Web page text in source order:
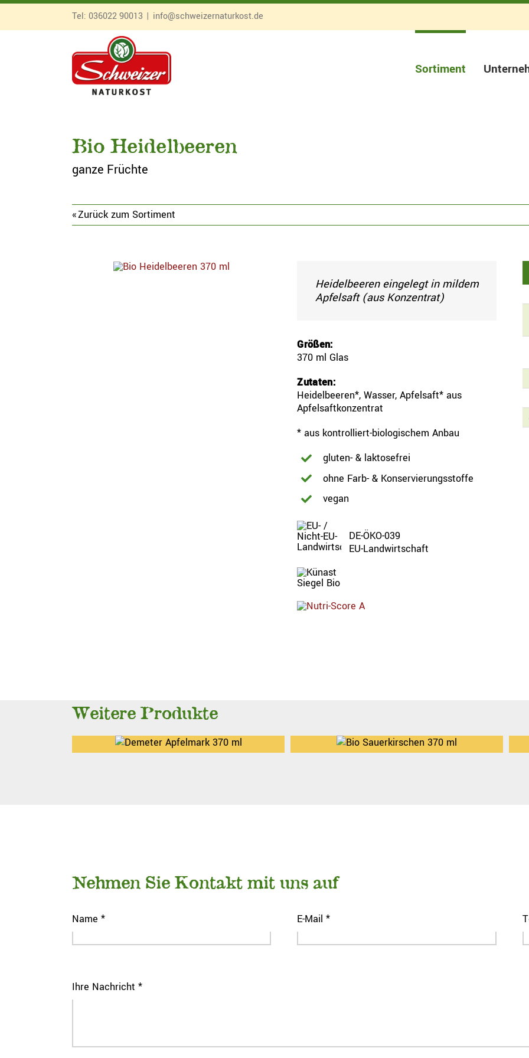
Zum
springen
Tel: 036022 90013 | info@schweizernaturkost.de
Sortiment
Bio Heidelbeeren
ganze Früchte
Zurück zum Sortiment
Heidelbeeren eingelegt in mildem
Apfelsaft (aus Konzentrat)
Größen:
370 ml Glas
Zutaten:
Heidelbeeren*, Wasser, Apfelsaft* aus
Apfelsaftkonzentrat
* aus kontrolliert-biologischem Anbau
gluten- & laktosefrei
ohne Farb- & Konservierungsstoffe
vegan
DE-ÖKO-039
EU-Landwirtschaft
Weitere Produkte
Demeter
Apfelmark
Bio
Sauerkirschen
Bio
Nehmen Sie Kontakt mit uns auf
Name *
Bitte lasse dieses Feld leer.
E-Mail *
Ihre Nachricht *